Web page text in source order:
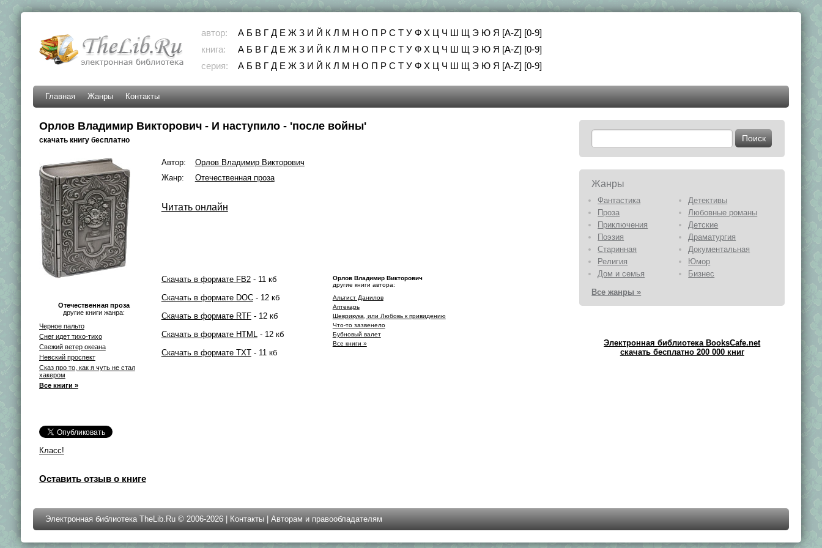
автор: А Б В Г Д Е Ж З И Й К Л М Н О П Р С Т У Ф Х Ц Ч Ш Щ Э Ю Я [A-Z] [0-9]
книга:
А Б В Г Д Е Ж З И Й К Л М Н О П Р С Т У Ф Х Ц Ч Ш Щ Э Ю Я [A-Z] [0-9]
серия:
А Б В Г Д Е Ж З И Й К Л М Н О П Р С Т У Ф Х Ц Ч Ш Щ Э Ю Я [A-Z] [0-9]
Главная Жанры Контакты
Орлов Владимир Викторович - И наступило - 'после войны'
скачать книгу бесплатно
Отечественная проза
другие книги жанра:
Черное пальто
Снег идет тихо-тихо
Свежий ветер океана
Невский проспект
Сказ про то, как я чуть не стал
хакером
Все книги »
Класс!
Автор:
Орлов Владимир Викторович
Жанр:
Отечественная проза
Читать онлайн
Скачать в формате FB2- 11 кб
Скачать в формате DOC- 12 кб
Скачать в формате RTF- 12 кб
Скачать в формате HTML- 12 кб
Скачать в формате TXT- 11 кб
Орлов Владимир Викторович
другие книги автора:
Альтист Данилов
Аптекарь
Шеврикука, или Любовь к привидению
Что-то зазвенело
Бубновый валет
Все книги »
Оставить отзыв о книге
Жанры
Фантастика
Детективы
Проза
Любовные романы
Приключения
Детские
Поэзия
Драматургия
Старинная
Документальная
Религия
Юмор
Дом и семья
Бизнес
Все жанры »
Электронная библиотека BooksCafe.net
скачать бесплатно 200 000 книг
Электронная библиотека TheLib.Ru © 2006-2026 | Контакты| Авторам и правообладателям